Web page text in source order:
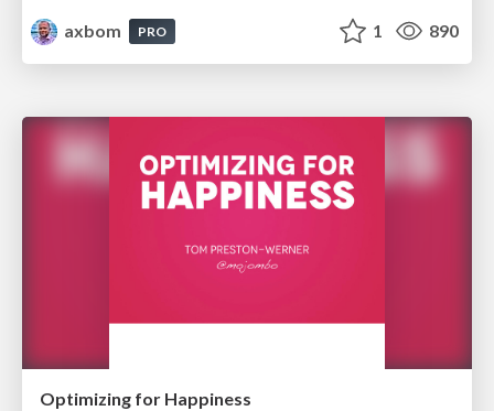
axbom
PRO 1 890
Optimizing for Happiness